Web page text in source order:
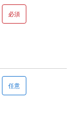
必須
任意
万